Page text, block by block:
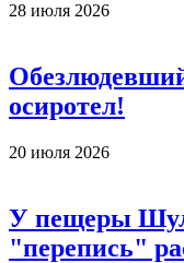
28 июля 2026
осиротел!
20 июля 2026
У пещеры
"перепись"